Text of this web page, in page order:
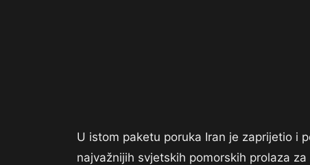
U istom paketu poruka Iran je zaprijetio i
najvažnijih svjetskih pomorskih prolaza